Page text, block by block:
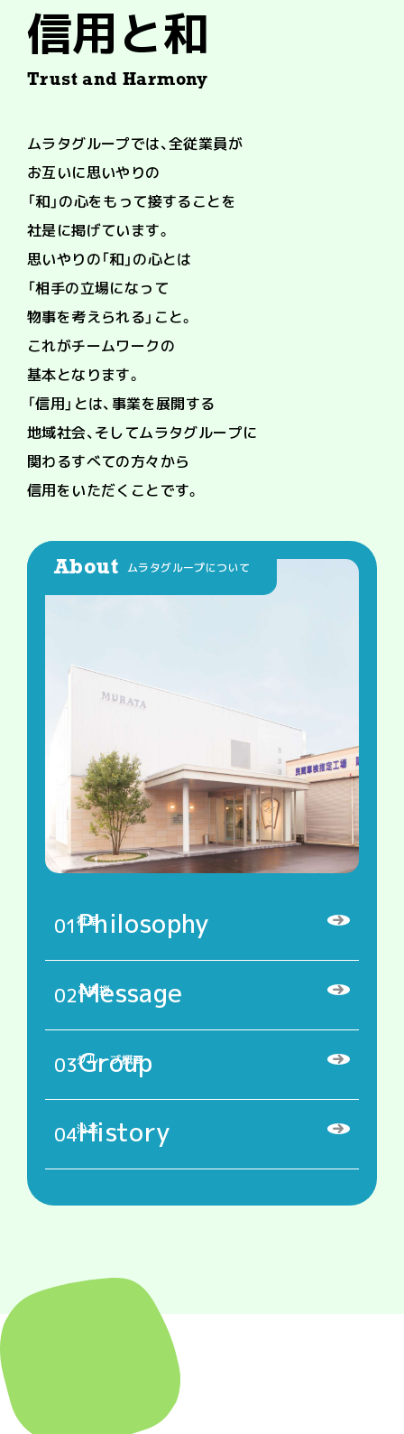
信用と和
Trust and Harmony
ムラタグループでは、全従業員が
お互いに思いやりの
「和」の心をもって接することを
社是に掲げています。
思いやりの「和」の心とは
「相手の立場になって
物事を考えられる」こと。
これがチームワークの
基本となります。
「信用」とは、事業を展開する
地域社会、そしてムラタグループに
関わるすべての方々から
信用をいただくことです。
About ムラタグループについて
01Philosophy
社是
02Message
ご挨拶
03Group
グループ概要
04History
沿革